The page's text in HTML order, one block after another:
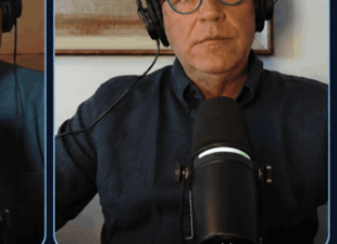
Israel erreicht Rekordniveau